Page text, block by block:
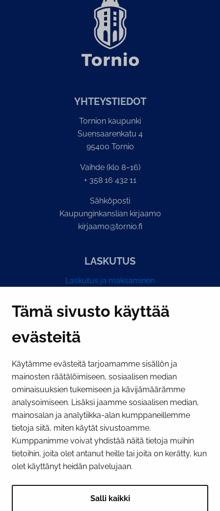
Tämä sivusto käyttää
evästeitä
Käytämme evästeitä tarjoamamme sisällön ja
mainosten räätälöimiseen, sosiaalisen median
ominaisuuksien tukemiseen ja kävijämäärämme
analysoimiseen. Lisäksi jaamme sosiaalisen median,
mainosalan ja analytiikka-alan kumppaneillemme
tietoja siitä, miten käytät sivustoamme.
Kumppanimme voivat yhdistää näitä tietoja muihin
tietoihin, joita olet antanut heille tai joita on kerätty, kun
olet käyttänyt heidän palvelujaan.
Salli kaikki
YH­TEYS­TIE­DOT
Tornion kaupunki
Suensaarenkatu 4
95400 Tornio
Vaihde (klo 8–16)
+ 358 16 432 11
Sähköposti
Kaupunginkanslian kirjaamo
kirjaamo@tornio.fi
LASKUTUS
Laskutus ja maksaminen
PI­KA­LINK­KE­JÄ
Näytä evästeasetukseni
SOSIAALINEN MEDIA
Facebook InstagramYouTube